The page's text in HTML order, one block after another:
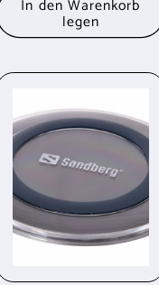
In den Warenkorb
legen